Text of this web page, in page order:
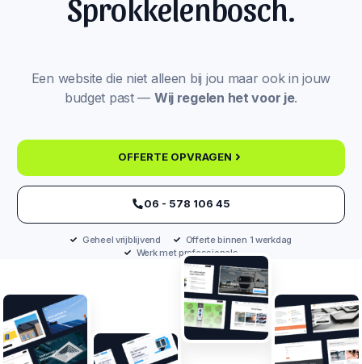
Een website die niet alleen bij jou maar ook in jouw
budget past — Wij regelen het voor je.
OFFERTE OPVRAGEN
‪06 - 578 106 45‬
Geheel vrijblijvend
Offerte binnen 1 werkdag
Werk met professionals